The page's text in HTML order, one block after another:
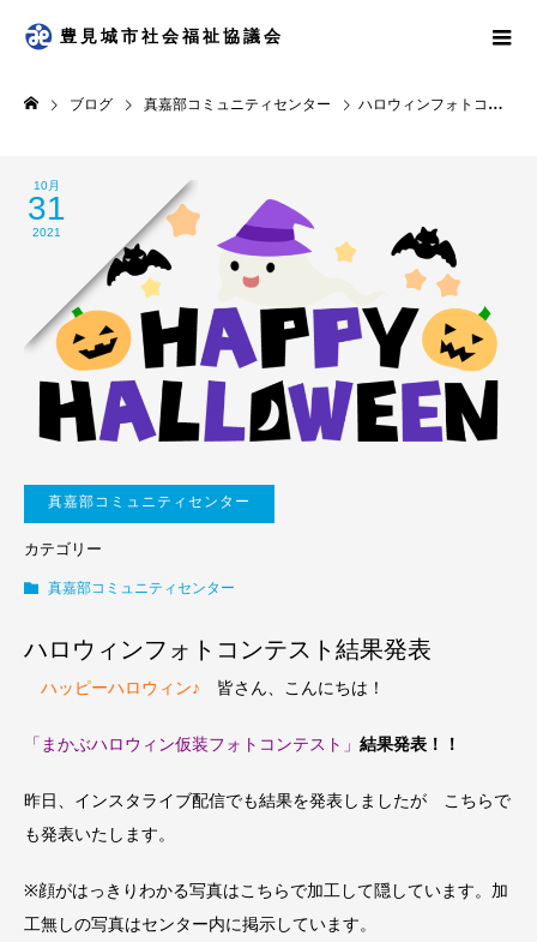
豊見城市社会福祉協議会
ブログ 真嘉部コミュニティセンター ハロウィンフォトコンテスト結果発表
10月
31
2021
真嘉部コミュニティセンター
カテゴリー
真嘉部コミュニティセンター
ハロウィンフォトコンテスト結果発表
ハッピーハロウィン♪ 皆さん、こんにちは！
「まかぶハロウィン仮装フォトコンテスト」 結果発表！！
昨日、インスタライブ配信でも結果を発表しましたが こちらで
も発表いたします。
※顔がはっきりわかる写真はこちらで加工して隠しています。加
工無しの写真はセンター内に掲示しています。